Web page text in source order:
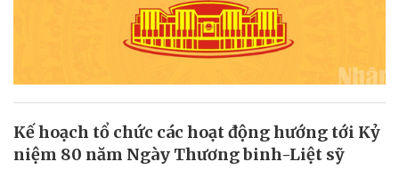
Kế hoạch tổ chức các hoạt động hướng tới Kỷ
niệm 80 năm Ngày Thương binh-Liệt sỹ